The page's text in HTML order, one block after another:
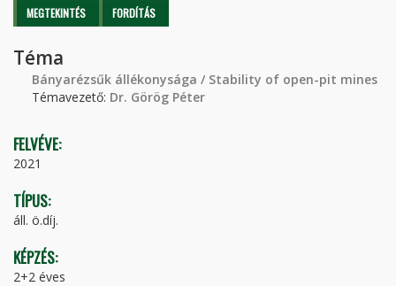
Elsődleges fülek
MEGTEKINTÉS (AKTÍVFORDÍTÁS
Téma
Bányarézsűk állékonysága / Stability of open-pit mines
Témavezető: Dr. Görög Péter
FELVÉVE:
2021
TÍPUS:
áll. ö.díj.
KÉPZÉS:
2+2 éves